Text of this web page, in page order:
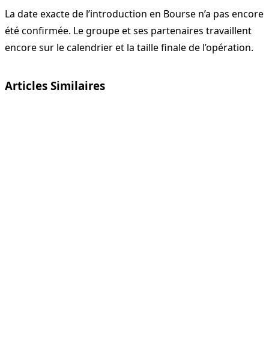
La date exacte de l’introduction en Bourse n’a pas encore
été confirmée. Le groupe et ses partenaires travaillent
encore sur le calendrier et la taille finale de l’opération.
Articles Similaires